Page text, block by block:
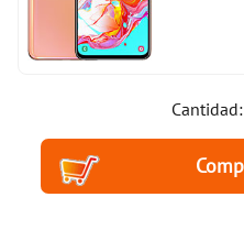
Cantidad: